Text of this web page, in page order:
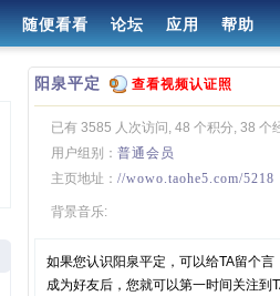
随便看看 论坛 应用 帮助
阳泉平定 查看视频认证照
已有 3585 人次访问, 48 个积分, 38 个
用户组别： 普通会员
主页地址： //wowo.taohe5.com/5218
背景音乐:
如果您认识阳泉平定，可以给TA留个
成为好友后，您就可以第一时间关注到